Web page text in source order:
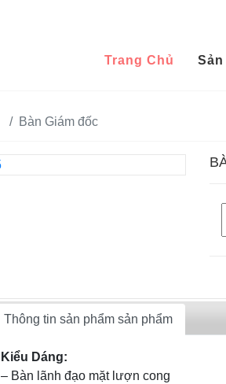
Trang Chủ Sản
Bàn Giám đốc
Thông tin sản phẩm sản phẩm
Kiểu Dáng:
– Bàn lãnh đạo mặt lượn cong